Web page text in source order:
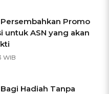
Persembahkan Promo
untuk ASN yang akan
WIB
Hadiah Tanpa